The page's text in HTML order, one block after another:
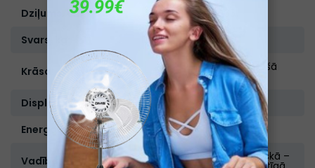
Dziļums, cm:
Svars, kg:
80
Krāsa: Nerūsejošā
tērauda
Displejs:
Ir
Energoefektivitātes klase :
C
Vadības veids: Elektroniskā –